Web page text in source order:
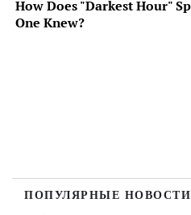
ПОПУЛЯРНЫЕ НОВОСТИ